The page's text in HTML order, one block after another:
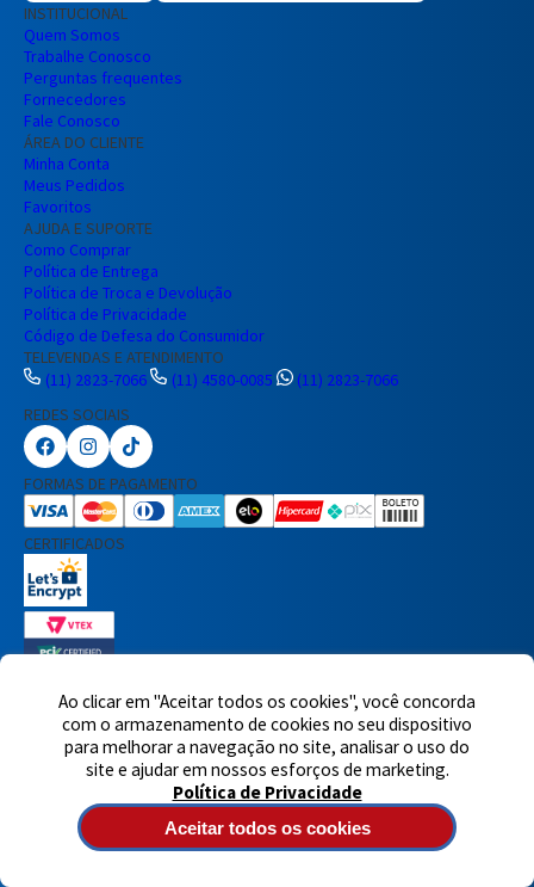
Ao clicar em "Aceitar todos os cookies", você concorda
com o armazenamento de cookies no seu dispositivo
para melhorar a navegação no site, analisar o uso do
site e ajudar em nossos esforços de marketing.
Política de Privacidade
Aceitar todos os cookies
INSTITUCIONAL
Quem Somos
Trabalhe Conosco
Perguntas frequentes
Fornecedores
Fale Conosco
ÁREA DO CLIENTE
Minha Conta
Meus Pedidos
Favoritos
AJUDA E SUPORTE
Como Comprar
Política de Entrega
Política de Troca e Devolução
Política de Privacidade
Código de Defesa do Consumidor
TELEVENDAS E ATENDIMENTO
(11) 2823-7066
(11) 4580-0085
(11) 2823-7066
REDES SOCIAIS
FORMAS DE PAGAMENTO
CERTIFICADOS
7460 avaliações reais
© 2025,Eletrônica Santana Ltda. Todos os direitos reservados.
Voluntários da Pátria, 1495 - Santana - CEP 02011-200 - São Paulo -
Atendimento de segunda à quinta-feira das 8h às 18h e sexta-
feira das 8h às 17h - CNPJ: 60717899/0001-90
Tecnologia de e-commerce
Nome Completo
Iniciar Conversa